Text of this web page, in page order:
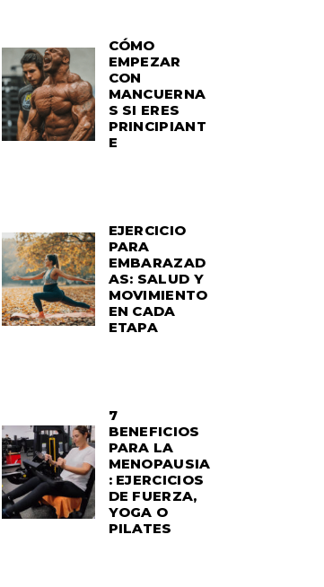
CÓMO
EMPEZAR
CON
MANCUERNA
S SI ERES
PRINCIPIANT
E
EJERCICIO
PARA
EMBARAZAD
AS: SALUD Y
MOVIMIENTO
EN CADA
ETAPA
7
BENEFICIOS
PARA LA
MENOPAUSIA
: EJERCICIOS
DE FUERZA,
YOGA O
PILATES